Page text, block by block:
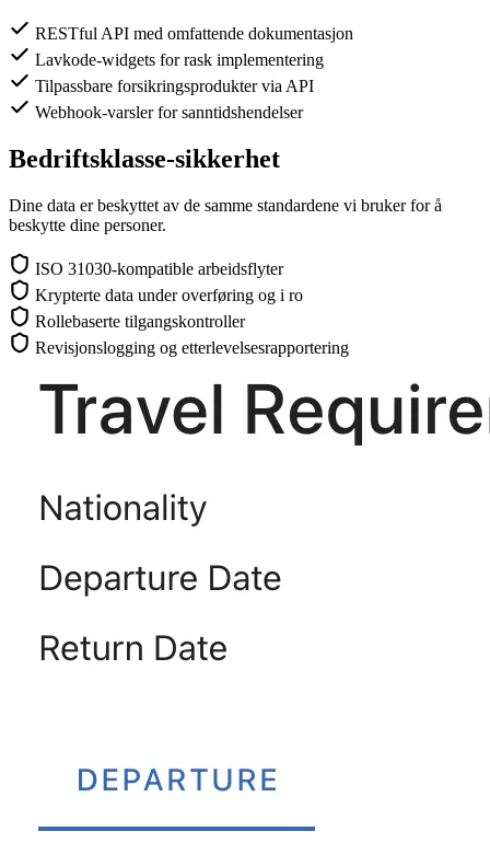
RESTful API med omfattende dokumentasjon
Lavkode-widgets for rask implementering
Tilpassbare forsikringsprodukter via API
Webhook-varsler for sanntidshendelser
Bedriftsklasse-sikkerhet
Dine data er beskyttet av de samme standardene vi bruker for å
beskytte dine personer.
ISO 31030-kompatible arbeidsflyter
Krypterte data under overføring og i ro
Rollebaserte tilgangskontroller
Revisjonslogging og etterlevelsesrapportering